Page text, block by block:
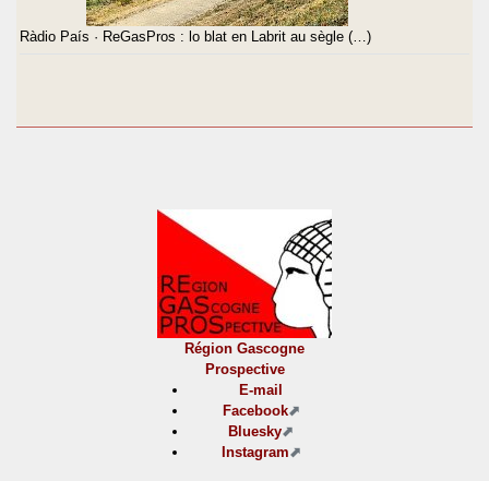
Ràdio País · ReGasPros : lo blat en Labrit au sègle (…)
Région Gascogne
Prospective
E-mail
Facebook
Bluesky
Instagram